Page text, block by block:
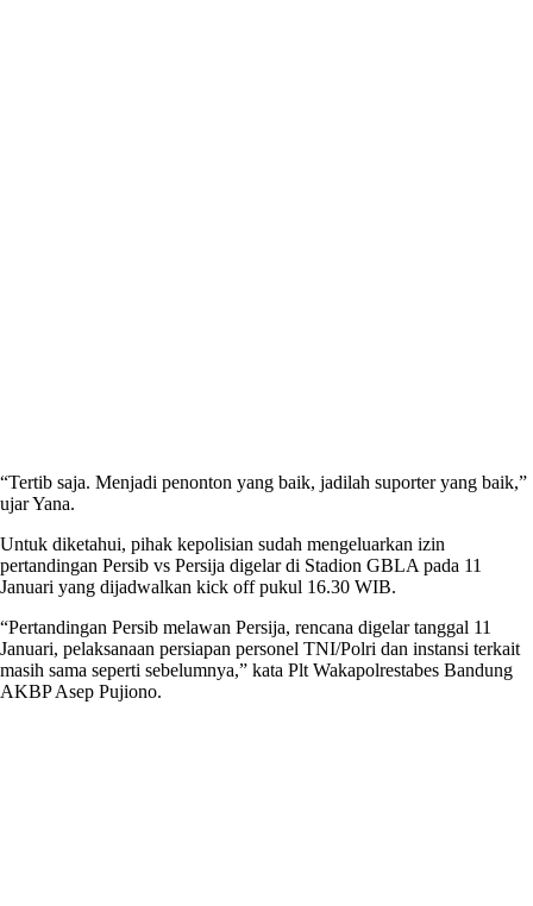
“Tertib saja. Menjadi penonton yang baik, jadilah suporter yang baik,”
ujar Yana.
Untuk diketahui, pihak kepolisian sudah mengeluarkan izin
pertandingan Persib vs Persija digelar di Stadion GBLA pada 11
Januari yang dijadwalkan kick off pukul 16.30 WIB.
“Pertandingan Persib melawan Persija, rencana digelar tanggal 11
Januari, pelaksanaan persiapan personel TNI/Polri dan instansi terkait
masih sama seperti sebelumnya,” kata Plt Wakapolrestabes Bandung
AKBP Asep Pujiono.